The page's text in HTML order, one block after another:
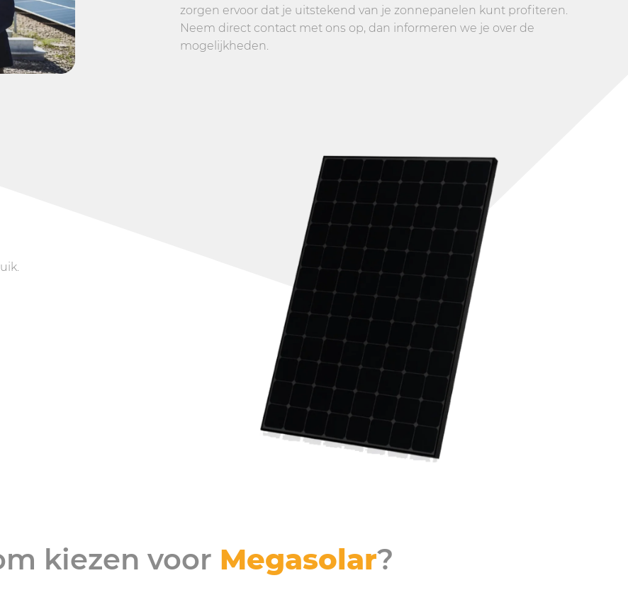
zorgen ervoor dat je uitstekend van je zonnepanelen kunt profiteren.
Neem direct contact met ons op, dan informeren we je over de
mogelijkheden.
kiezen voor Megasolar?